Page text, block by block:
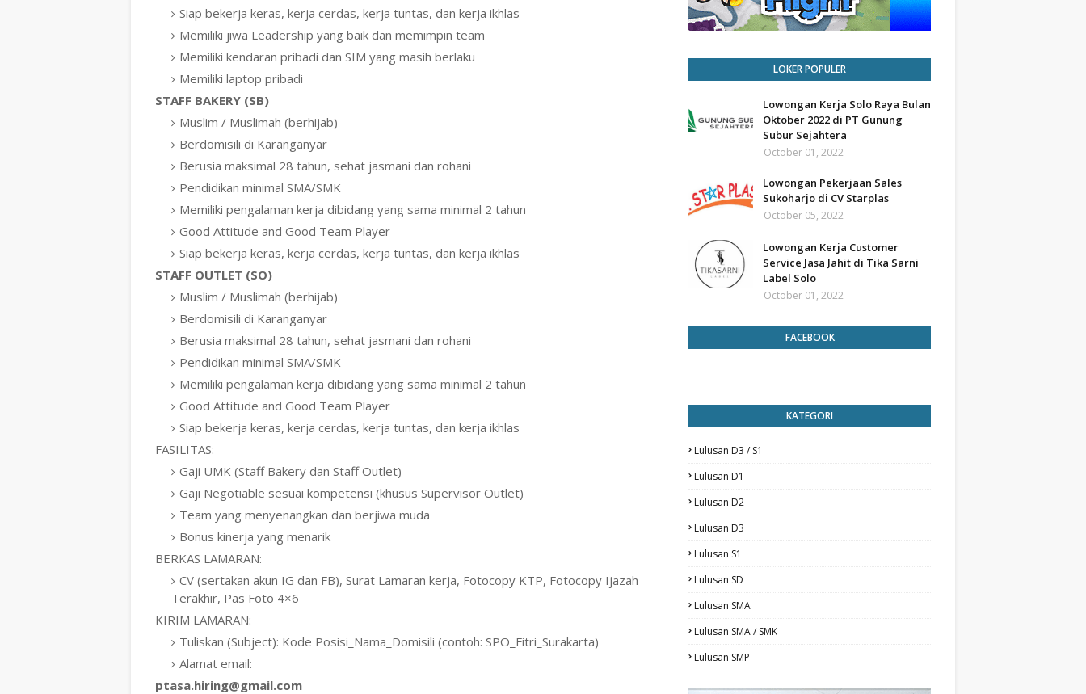
Siap bekerja keras, kerja cerdas, kerja tuntas, dan kerja ikhlas
Memiliki jiwa Leadership yang baik dan memimpin team
Memiliki kendaran pribadi dan SIM yang masih berlaku
Memiliki laptop pribadi
STAFF BAKERY (SB)
Muslim / Muslimah (berhijab)
Berdomisili di Karanganyar
Berusia maksimal 28 tahun, sehat jasmani dan rohani
Pendidikan minimal SMA/SMK
Memiliki pengalaman kerja dibidang yang sama minimal 2 tahun
Good Attitude and Good Team Player
Siap bekerja keras, kerja cerdas, kerja tuntas, dan kerja ikhlas
STAFF OUTLET (SO)
Muslim / Muslimah (berhijab)
Berdomisili di Karanganyar
Berusia maksimal 28 tahun, sehat jasmani dan rohani
Pendidikan minimal SMA/SMK
Memiliki pengalaman kerja dibidang yang sama minimal 2 tahun
Good Attitude and Good Team Player
Siap bekerja keras, kerja cerdas, kerja tuntas, dan kerja ikhlas
FASILITAS:
Gaji UMK (Staff Bakery dan Staff Outlet)
Gaji Negotiable sesuai kompetensi (khusus Supervisor Outlet)
Team yang menyenangkan dan berjiwa muda
Bonus kinerja yang menarik
BERKAS LAMARAN:
CV (sertakan akun IG dan FB), Surat Lamaran kerja, Fotocopy KTP, Fotocopy Ijazah
Terakhir, Pas Foto 4×6
KIRIM LAMARAN:
Tuliskan (Subject): Kode Posisi_Nama_Domisili (contoh: SPO_Fitri_Surakarta)
Alamat email:
ptasa.hiring@gmail.com
LOKER POPULER
Lowongan Kerja Solo Raya Bulan
Oktober 2022 di PT Gunung
Subur Sejahtera
October 01, 2022
Lowongan Pekerjaan Sales
Sukoharjo di CV Starplas
October 05, 2022
Lowongan Kerja Customer
Service Jasa Jahit di Tika Sarni
Label Solo
October 01, 2022
FACEBOOK
KATEGORI
Lulusan D3 / S1
Lulusan D1
Lulusan D2
Lulusan D3
Lulusan S1
Lulusan SD
Lulusan SMA
Lulusan SMA / SMK
Lulusan SMP